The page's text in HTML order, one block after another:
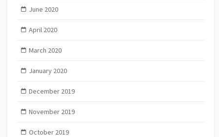
June 2020
April 2020
March 2020
January 2020
December 2019
November 2019
October 2019